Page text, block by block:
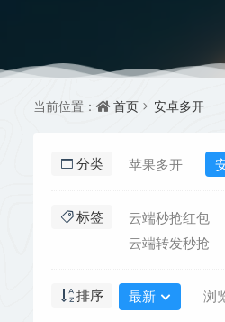
当前位置： 首页 安卓多开
分类 苹果多开
标签 云端秒抢红包
云端转发秒抢
排序 最新 浏